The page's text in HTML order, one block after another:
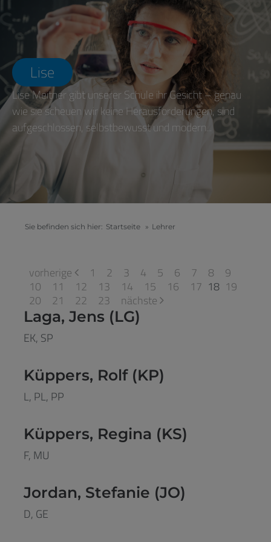
Lise
Lise Meitner gibt unserer Schule ihr Gesicht – genau
wie sie scheuen wir keine Herausforderungen, sind
aufgeschlossen, selbstbewusst und modern...
Sie befinden sich hier: Startseite » Lehrer
vorherige 1 2 3 4 5 6 7 8
9
10
11 12 13 14 15 16 17 18 19
20
21 22 23 nächste
Laga, Jens (LG)
EK, SP
Küppers, Rolf (KP)
L, PL, PP
Küppers, Regina (KS)
F, MU
Jordan, Stefanie (JO)
D, GE